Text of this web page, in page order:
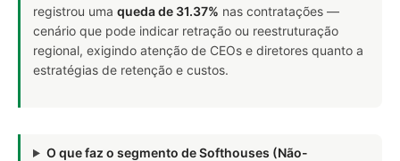
registrou uma queda de 31.37% nas contratações —
cenário que pode indicar retração ou reestruturação
regional, exigindo atenção de CEOs e diretores quanto a
estratégias de retenção e custos.
O que faz o segmento de Softhouses (Não-